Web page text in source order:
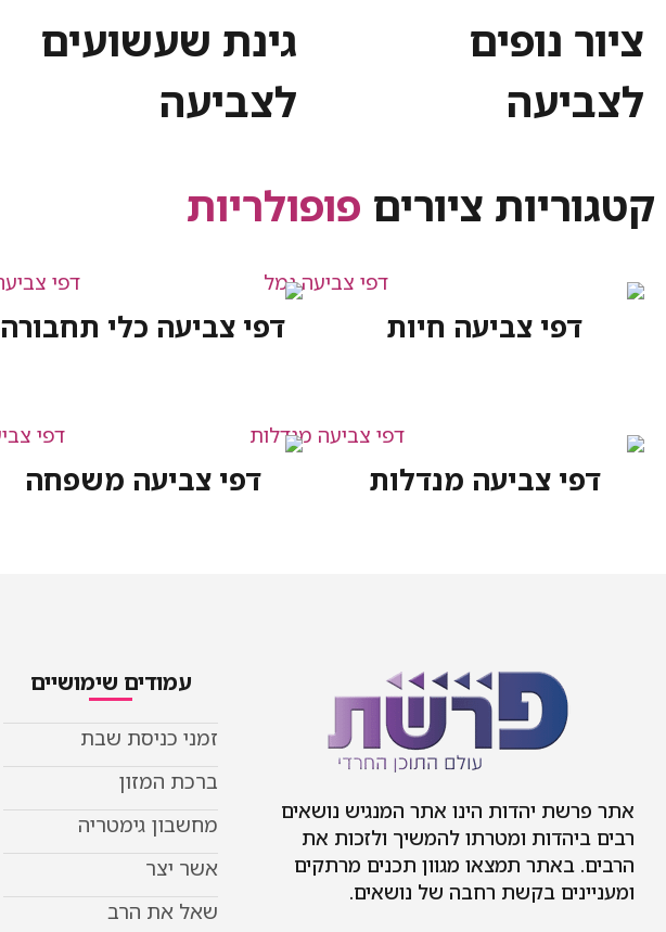
ציור נופים
לצביעה
גינת שעשועים
לצביעה
קטגוריות ציורים פופולריות
דפי צביעה חיות דפי צביעה כלי תחבורה
דפי צביעה מנדלות דפי צביעה משפחה
אתר פרשת יהדות הינו אתר המנגיש נושאים
רבים ביהדות ומטרתו להמשיך ולזכות את
הרבים. באתר תמצאו מגוון תכנים מרתקים
ומעניינים בקשת רחבה של נושאים.
עמודים שימושיים
זמני כניסת שבת
ברכת המזון
מחשבון גימטריה
אשר יצר
שאל את הרב